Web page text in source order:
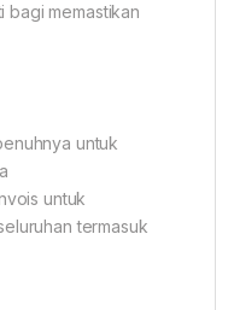
bagi memastikan
untuk
untuk
termasuk